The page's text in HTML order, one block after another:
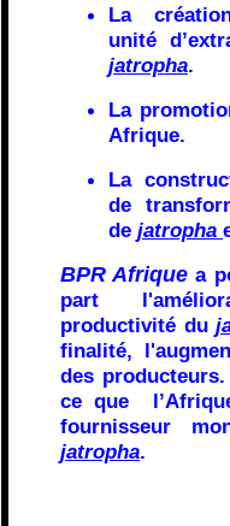
La
unité
jatropha.
La
Afrique.
La
de
de jatropha
BPR Afrique a
part
productivité du
finalité,
des
ce que
fournisseur
jatropha.